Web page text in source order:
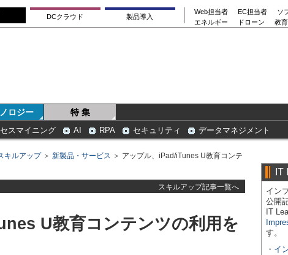
DCクラウド 製品導入
Web担当者 EC担当者
ソ
エネルギー
ドローン 教
ロジー 特 集
スマイニング AI RPA セキュリティ データマネジメント
キルアップ＞ 新製品・サービス ＞ アップル、iPad/iTunes U教育コンテ
スキルアップ記事一覧へ
U教育コンテンツの利用を
IT
イン
公開
IT
す。
・ イ